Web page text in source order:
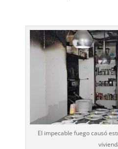
El impecable fuego causó